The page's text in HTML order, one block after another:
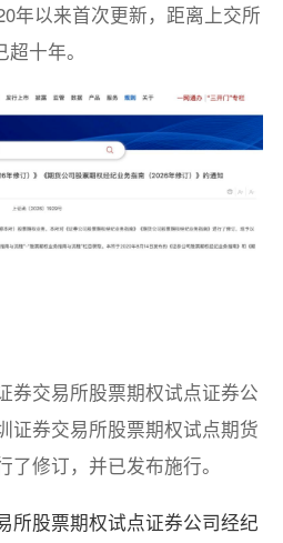
年以来首次更新，距离上交所
十年。
券交易所股票期权试点证券公
证券交易所股票期权试点期货
修订，并已发布施行。
所股票期权试点证券公司经纪